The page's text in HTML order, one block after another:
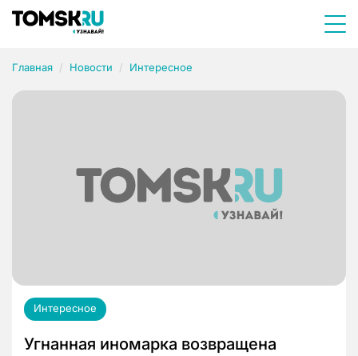
Главная Новости Интересное
Интересное
Угнанная иномарка возвращена